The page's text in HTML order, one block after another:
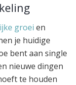
groei en
je huidige
bent aan single
nieuwe dingen
te houden